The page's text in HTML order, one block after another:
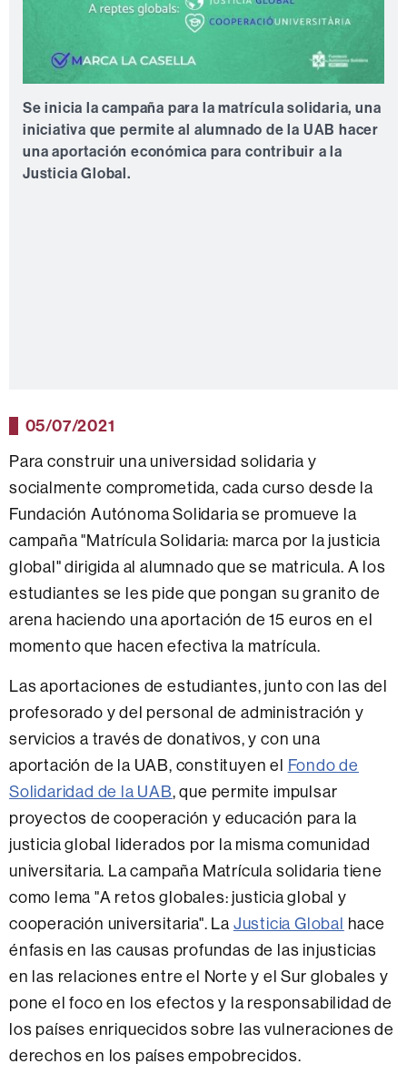
Se inicia la campaña para la matrícula solidaria, una
iniciativa que permite al alumnado de la UAB hacer
una aportación económica para contribuir a la
Justicia Global.
05/07/2021
Para construir una universidad solidaria y
socialmente comprometida, cada curso desde la
Fundación Autónoma Solidaria se promueve la
campaña "Matrícula Solidaria: marca por la justicia
global" dirigida al alumnado que se matricula. A los
estudiantes se les pide que pongan su granito de
arena haciendo una aportación de 15 euros en el
momento que hacen efectiva la matrícula.
Las aportaciones de estudiantes, junto con las del
profesorado y del personal de administración y
servicios a través de donativos, y con una
aportación de la UAB, constituyen el Fondo de
Solidaridad de la UAB, que permite impulsar
proyectos de cooperación y educación para la
justicia global liderados por la misma comunidad
universitaria. La campaña Matrícula solidaria tiene
como lema "A retos globales: justicia global y
cooperación universitaria". La Justicia Global hace
énfasis en las causas profundas de las injusticias
en las relaciones entre el Norte y el Sur globales y
pone el foco en los efectos y la responsabilidad de
los países enriquecidos sobre las vulneraciones de
derechos en los países empobrecidos.